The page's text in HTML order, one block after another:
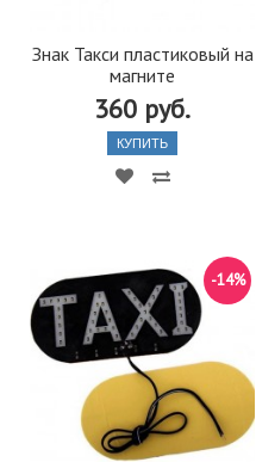
Знак Такси пластиковый на
магните
360 руб.
КУПИТЬ
-14%